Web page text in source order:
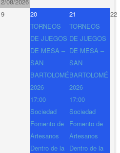
20
TORNEOS
DE JUEGOS
DE MESA –
SAN
BARTOLOMÉ
2026
17:00
Sociedad
Fomento de
Artesanos
Dentro de la
21
TORNEOS
DE JUEGOS
DE MESA –
SAN
BARTOLOMÉ
2026
17:00
Sociedad
Fomento de
Artesanos
Dentro de la
22